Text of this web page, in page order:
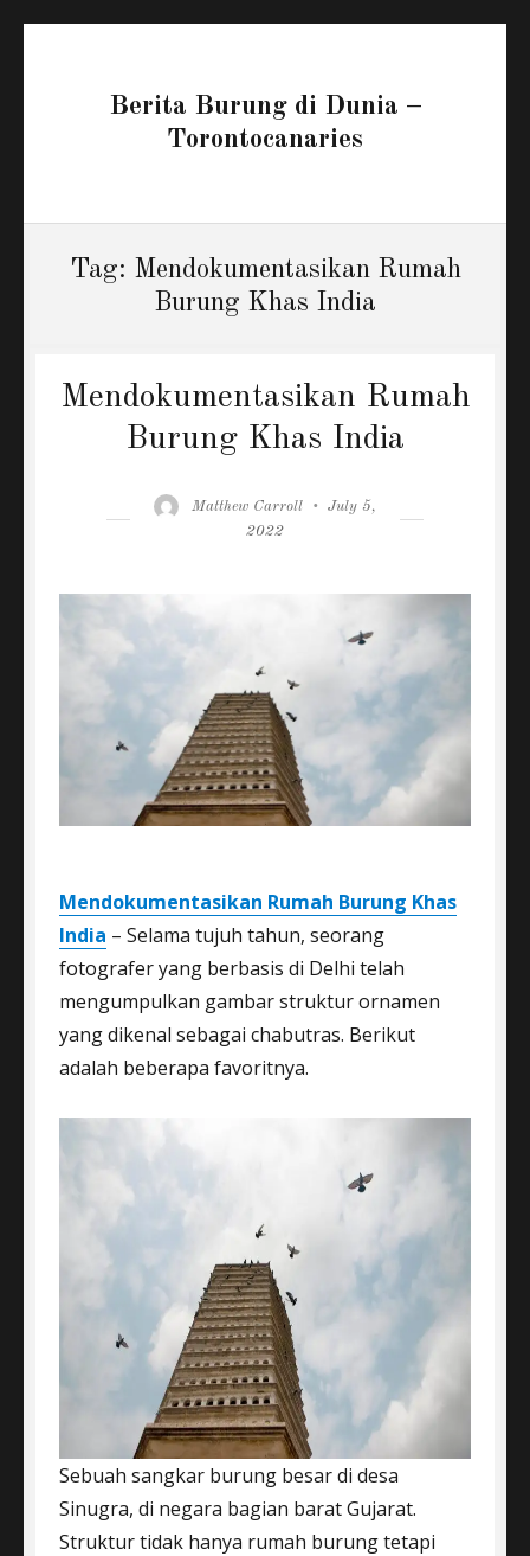
Berita Burung di Dunia –
Torontocanaries
Tag: Mendokumentasikan Rumah
Burung Khas India
Mendokumentasikan Rumah
Burung Khas India
Author
Matthew Carroll
Posted
July 5,
2022
Mendokumentasikan Rumah Burung Khas
India – Selama tujuh tahun, seorang
fotografer yang berbasis di Delhi telah
mengumpulkan gambar struktur ornamen
yang dikenal sebagai chabutras. Berikut
adalah beberapa favoritnya.
Sebuah sangkar burung besar di desa
Sinugra, di negara bagian barat Gujarat.
Struktur tidak hanya rumah burung tetapi